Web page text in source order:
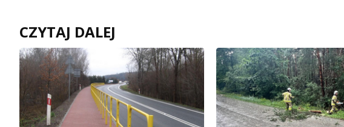
CZYTAJ DALEJ